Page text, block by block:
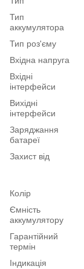
Тип
аккумулятора
Тип роз'єму
Вхідна напруга
Вхідні
інтерфейси
Вихідні
інтерфейси
Заряджання
батареї
Захист від
Колір
Ємність
аккумулятору
Гарантійний
термін
Індикація